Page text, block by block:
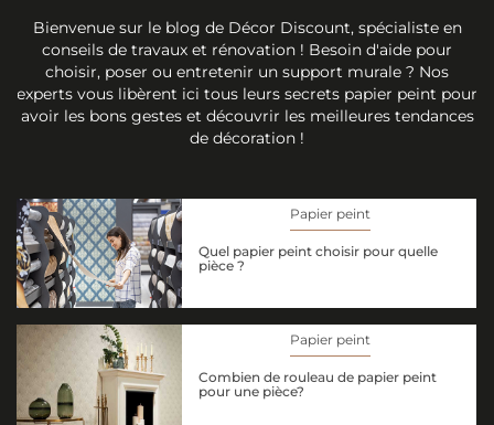
Bienvenue sur le blog de Décor Discount, spécialiste en
conseils de travaux et rénovation ! Besoin d'aide pour
choisir, poser ou entretenir un support murale ? Nos
experts vous libèrent ici tous leurs secrets papier peint pour
avoir les bons gestes et découvrir les meilleures tendances
de décoration !
Papier peint
Quel papier peint choisir pour quelle
pièce ?
Papier peint
Combien de rouleau de papier peint
pour une pièce?